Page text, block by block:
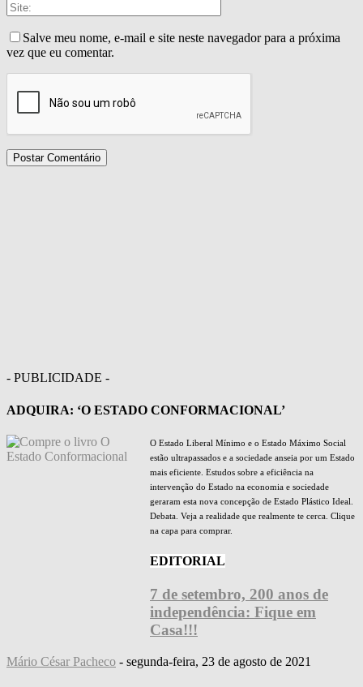
Salve meu nome, e-mail e site neste navegador para a próxima
vez que eu comentar.
- PUBLICIDADE -
ADQUIRA: ‘O ESTADO CONFORMACIONAL’
O Estado Liberal Mínimo e o Estado Máximo Social
estão ultrapassados e a sociedade anseia por um Estado
mais eficiente. Estudos sobre a eficiência na
intervenção do Estado na economia e sociedade
geraram esta nova concepção de Estado Plástico Ideal.
Debata. Veja a realidade que realmente te cerca. Clique
na capa para comprar.
EDITORIAL
7 de setembro, 200 anos de
independência: Fique em
Casa!!!
Mário César Pacheco - segunda-feira, 23 de agosto de 2021